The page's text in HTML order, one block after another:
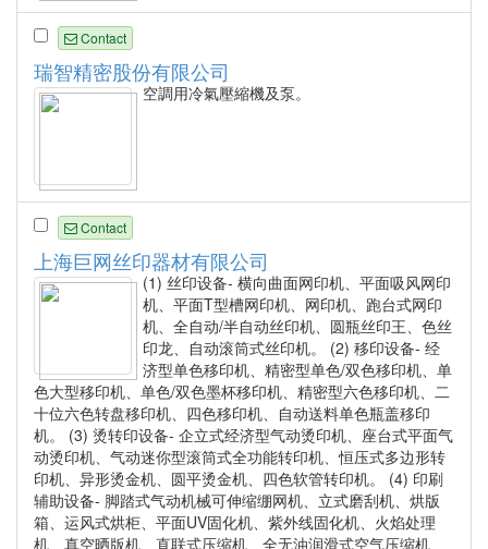
Contact
瑞智精密股份有限公司
空調用冷氣壓縮機及泵。
Contact
上海巨网丝印器材有限公司
(1) 丝印设备- 横向曲面网印机、平面吸风网印
机、平面T型槽网印机、网印机、跑台式网印
机、全自动/半自动丝印机、圆瓶丝印王、色丝
印龙、自动滚筒式丝印机。 (2) 移印设备- 经
济型单色移印机、精密型单色/双色移印机、单
色大型移印机、单色/双色墨杯移印机、精密型六色移印机、二
十位六色转盘移印机、四色移印机、自动送料单色瓶盖移印
机。 (3) 烫转印设备- 企立式经济型气动烫印机、座台式平面气
动烫印机、气动迷你型滚筒式全功能转印机、恒压式多边形转
印机、异形烫金机、圆平烫金机、四色软管转印机。 (4) 印刷
辅助设备- 脚踏式气动机械可伸缩绷网机、立式磨刮机、烘版
箱、运风式烘柜、平面UV固化机、紫外线固化机、火焰处理
机、真空晒版机、直联式压缩机、全无油润滑式空气压缩机、